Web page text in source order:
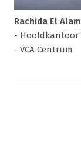
Rachida El
- Hoofdkantoor
- VCA Centrum